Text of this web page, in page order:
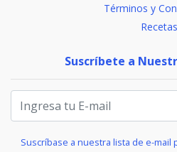
Términos y
Recetas
Suscríbete a
Suscríbase a nuestra lista de e-mail